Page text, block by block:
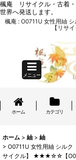
楓庵 リサイクル・古着
世界へ発送します。
楓庵 : O0711U 女性用紬
【リサ
メニュー
ホーム カテゴリ
ホーム > 紬 > 紬
> O0711U 女性用紬 シル
サイクル】 ★★★☆☆【